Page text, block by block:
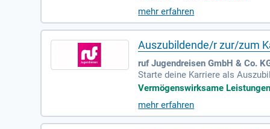
emy kannst du an spannenden
tlich und vernetzt dich mit
mehr erfahren
Auszubildende/r zur/zum
ruf Jugendreisen GmbH & Co.
Starte deine Karriere als
ldung ab 01. Juli 2027. Freue
ns erwarten dich tolle
nstigte Fitness-
Vermögenswirksame
mehr erfahren